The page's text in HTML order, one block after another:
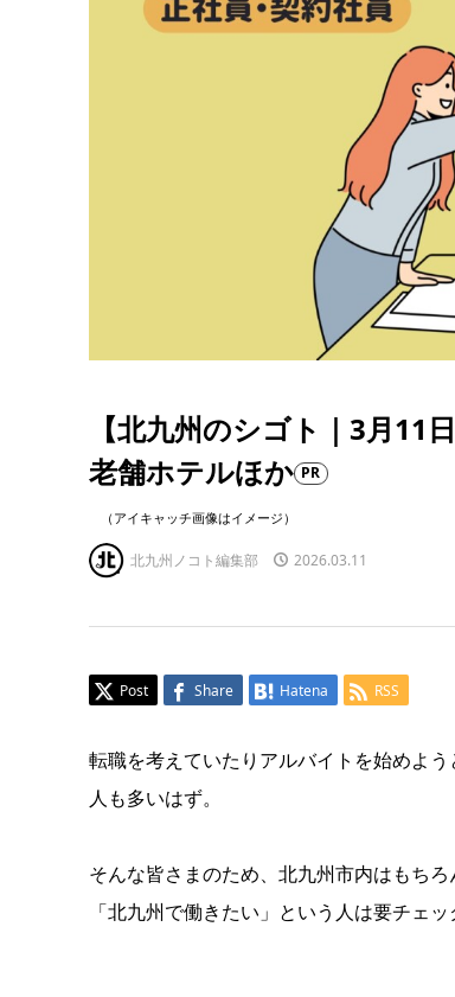
【北九州のシゴト｜3月11
老舗ホテルほか PR
（アイキャッチ画像はイメージ）
北九州ノコト編集部 2026.03.11
Post Share Hatena RSS
転職を考えていたりアルバイトを始めよ
人も多いはず。
そんな皆さまのため、北九州市内はもち
「北九州で働きたい」という人は要チェッ